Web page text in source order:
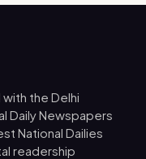
with the Delhi
Daily Newspapers
National Dailies
readership